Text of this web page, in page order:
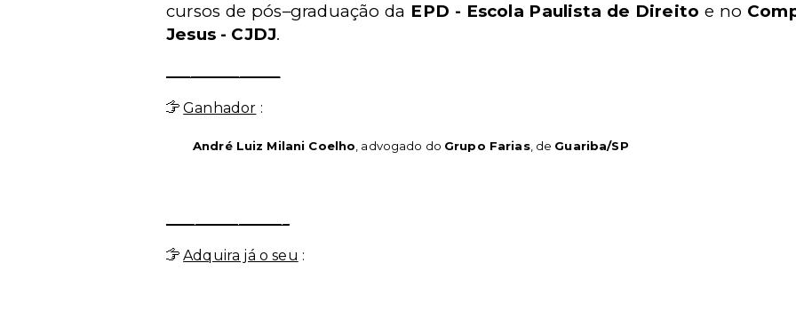
cursos de pós–graduação da EPD - Escola Paulista de Direito e no
Jesus - CJDJ.
Ganhador :
André Luiz Milani Coelho , advogado do Grupo Farias, de Guariba/SP
Adquira já o seu :